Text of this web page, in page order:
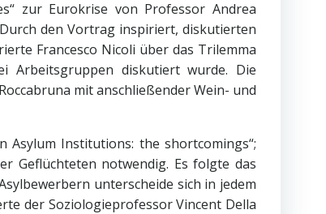
zur Eurokrise von Professor Andrea
den Vortrag inspiriert, diskutierten
Francesco Nicoli über das Trilemma
Arbeitsgruppen diskutiert wurde. Die
mit anschließender Wein- und
Institutions: the shortcomings“;
Geflüchteten notwendig. Es folgte das
unterscheide sich in jedem
der Soziologieprofessor Vincent Della